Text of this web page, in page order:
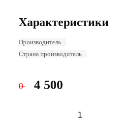
Характеристики
Производитель
Страна производитель
0 4 500